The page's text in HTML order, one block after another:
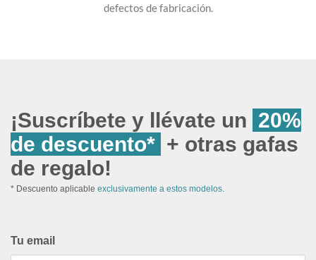
defectos de fabricación.
¡Suscríbete y llévate un 20%
de descuento* + otras gafas
de regalo!
* Descuento aplicable exclusivamente a estos modelos.
Tu email